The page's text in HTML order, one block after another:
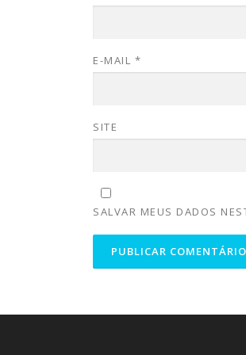
E-MAIL *
SITE
SALVAR MEUS DADOS